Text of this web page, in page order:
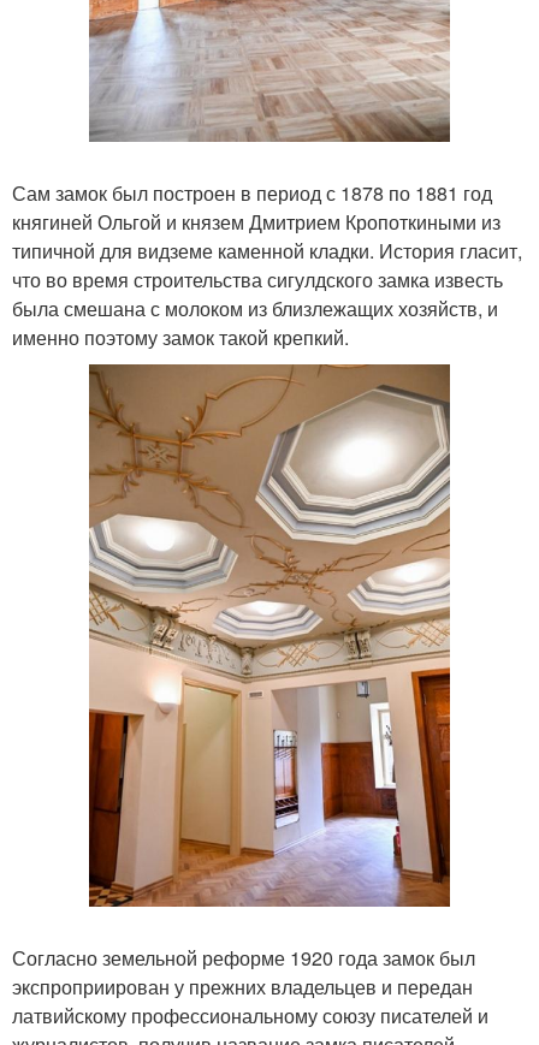
Сам замок был построен в период с 1878 по 1881 год
княгиней Ольгой и князем Дмитрием Кропоткиными из
типичной для видземе каменной кладки. История гласит,
что во время строительства сигулдского замка известь
была смешана с молоком из близлежащих хозяйств, и
именно поэтому замок такой крепкий.
Согласно земельной реформе 1920 года замок был
экспроприирован у прежних владельцев и передан
латвийскому профессиональному союзу писателей и